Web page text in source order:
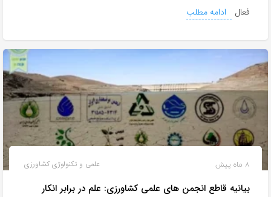
فعال
ادامه مطلب
علمی و تکنولوژی کشاورزی 8 ماه پیش
بیانیه قاطع انجمن های علمی کشاورزی: علم در برابر انکار